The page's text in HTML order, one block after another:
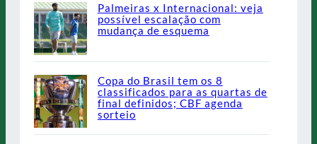
Palmeiras x Internacional: veja
possível escalação com
mudança de esquema
Copa do Brasil tem os 8
classificados para as quartas de
final definidos; CBF agenda
sorteio